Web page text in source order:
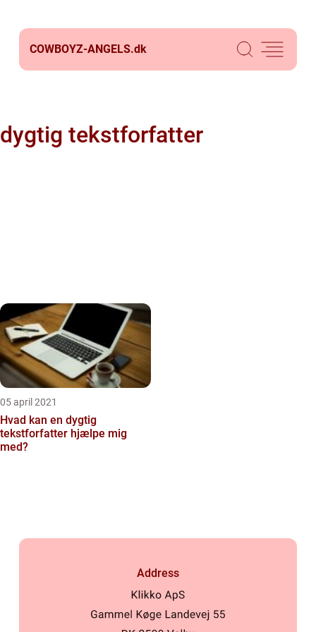
COWBOYZ-ANGELS.dk
dygtig tekstforfatter
05 april 2021
Hvad kan en dygtig
tekstforfatter hjælpe mig
med?
Address